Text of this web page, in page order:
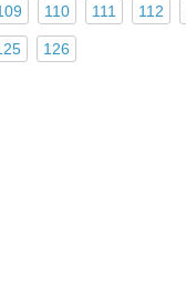
110 111 112
126